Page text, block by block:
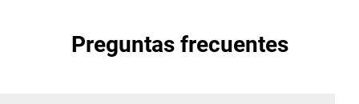
Preguntas frecuentes